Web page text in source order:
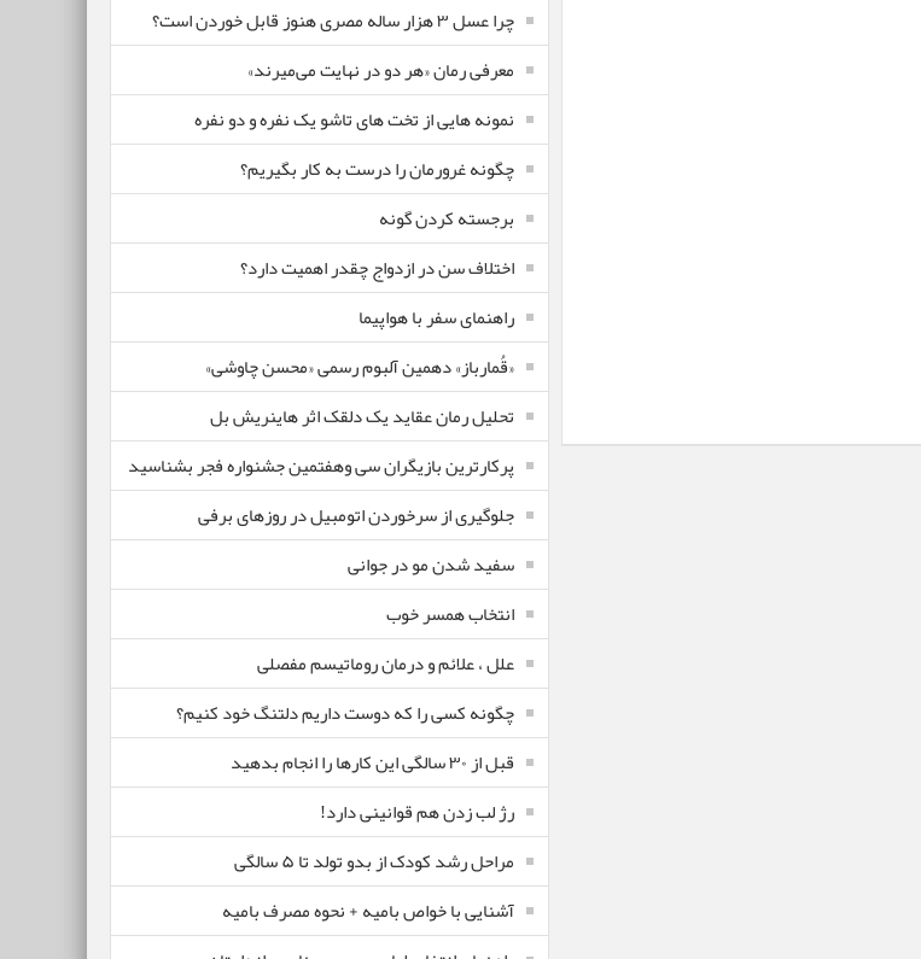
چرا عسل ۳ هزار ساله‌ مصری هنوز قابل خوردن است؟
معرفی رمان «هر دو در نهایت می‌میرند»
نمونه هایی از تخت های تاشو یک نفره و دو نفره
چگونه غرورمان را درست به کار بگیریم؟
برجسته کردن گونه
اختلاف سن در ازدواج چقدر اهمیت دارد؟
راهنمای سفر با هواپیما
«قُمارباز» دهمین آلبوم رسمی «محسن چاوشی»
تحلیل رمان عقاید یک دلقک اثر هاینریش بل
پرکارترین بازیگران سی وهفتمین جشنواره فجر بشناسید
جلوگیری از سرخوردن اتومبیل در روزهای برفی
سفید شدن مو در جوانی
انتخاب همسر خوب
علل ، علائم و درمان روماتیسم مفصلی
چگونه کسی را که دوست داریم دلتنگ خود کنیم؟
قبل از ۳۰ سالگی این کارها را انجام بدهید
رژ لب زدن هم قوانینی دارد!
مراحل رشد کودک از بدو تولد تا ۵ سالگی
آشنایی با خواص بامیه + نحوه مصرف بامیه